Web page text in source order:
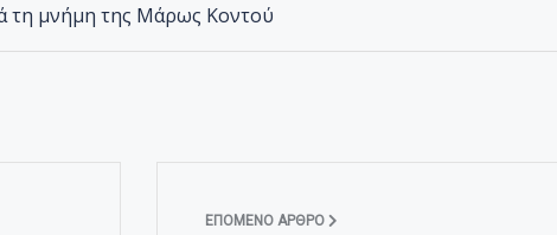
τη μνήμη της Μάρως Κοντού
ΕΠΌΜΕΝΟ ΆΡΘΡΟ